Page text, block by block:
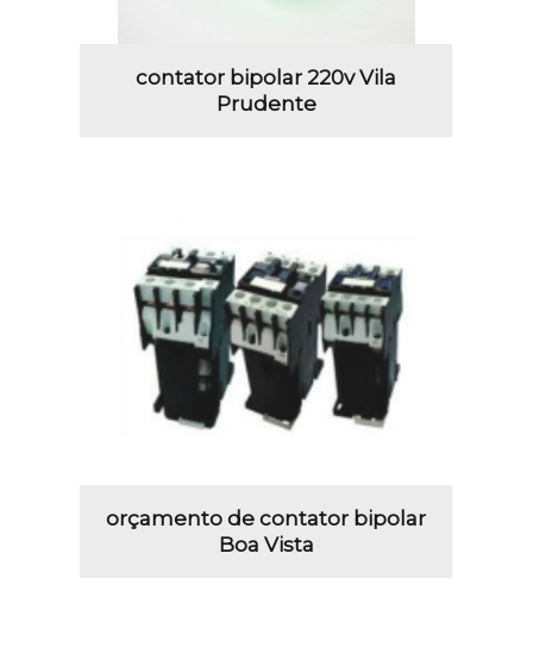
contator bipolar 220v Vila
Prudente
orçamento de contator bipolar
Boa Vista